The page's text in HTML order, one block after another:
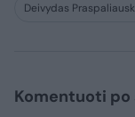
Deivydas
Komentuoti